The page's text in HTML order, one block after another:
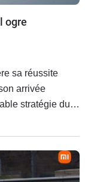
ogre
sa réussite
arrivée
stratégie du